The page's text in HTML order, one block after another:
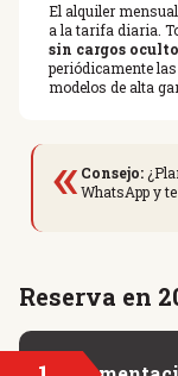
El alquiler
a la tarifa diaria.
sin cargos
periódicamente las
modelos de alta
« Consejo:
WhatsApp y
Reserva en